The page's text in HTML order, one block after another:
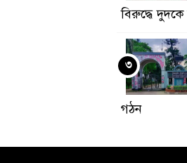
বিরুদ্ধে
গঠন
৩